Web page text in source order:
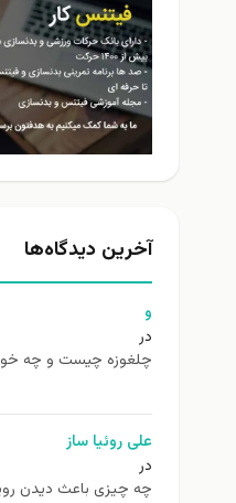
آخرین دیدگاه‌ها
و
در
چلغوزه چیست و چه
علی روئیا ساز
در
چه چیزی باعث دیدن